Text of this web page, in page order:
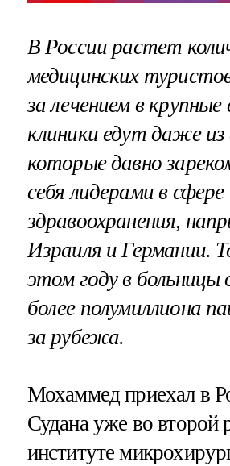
В России растет
медицинских
за лечением в
клиники едут даже
которые давно
себя лидерами в сфере
здравоохранения,
Израиля и Германии.
этом году в больницы
более полумиллиона
за рубежа.
Мохаммед приехал в
Судана уже во второй
институте